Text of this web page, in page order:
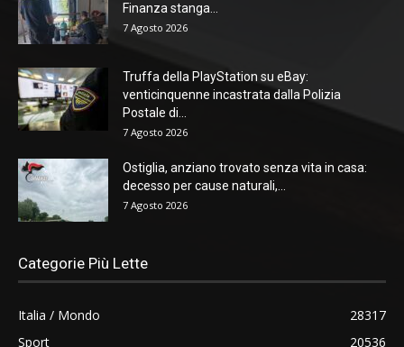
Finanza stanga...
7 Agosto 2026
Truffa della PlayStation su eBay:
venticinquenne incastrata dalla Polizia
Postale di...
7 Agosto 2026
Ostiglia, anziano trovato senza vita in casa:
decesso per cause naturali,...
7 Agosto 2026
Categorie Più Lette
Italia / Mondo
28317
Sport
20536